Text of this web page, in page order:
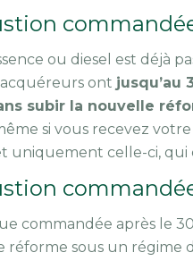
ou diesel est déjà
ont jusqu’au
subir la nouvelle
si vous recevez
uniquement celle-ci, qui
commandée après le
réforme sous un régime